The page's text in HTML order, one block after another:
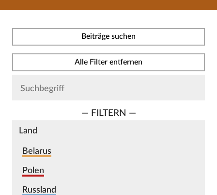
Beiträge suchen
Alle Filter entfernen
— FILTERN —
Land
Belarus
Polen
Russland